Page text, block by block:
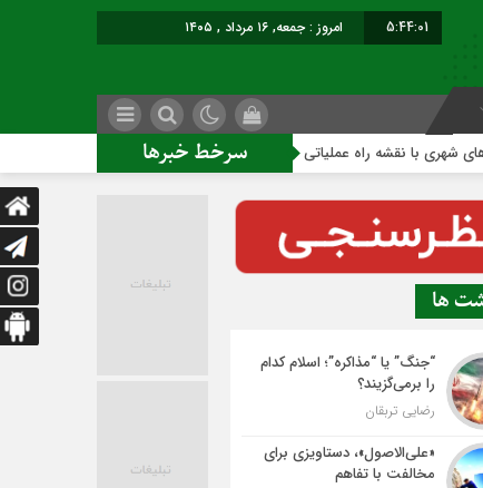
5:44:02 امروز : جمعه, ۱۶ مرداد , ۱۴۰۵
سرخط خبرها راه عملیاتی ساخت ساختمان اداری جدید ممنوع؛
ها
“جنگ” یا “مذاکره”؛ اسلام کدام
را برمی‌گزیند؟
رضایی تربقان
«علی‌الاصول»، دستاویزی برای
مخالفت با تفاهم